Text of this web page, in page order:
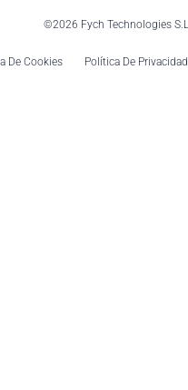
©2026 Fych Technologies S.L.
De Cookies Política De Privacidad